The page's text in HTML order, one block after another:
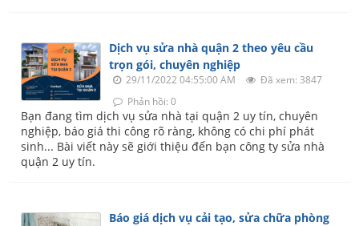
Dịch vụ sửa nhà quận 2 theo yêu cầu
trọn gói, chuyên nghiệp
29/11/2022 04:55:00 AM
Đã xem: 3847
Phản hồi: 0
Bạn đang tìm dịch vụ sửa nhà tại quận 2 uy tín, chuyên
nghiệp, báo giá thi công rõ ràng, không có chi phí phát
sinh... Bài viết này sẽ giới thiệu đến bạn công ty sửa nhà
quận 2 uy tín.
Báo giá dịch vụ cải tạo, sửa chữa phòng